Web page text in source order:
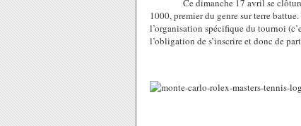
Ce dimanche 17 avril se clôture
1000, premier du genre sur terre
l’organisation spécifique du tournoi
l’obligation de s’inscrire et donc de